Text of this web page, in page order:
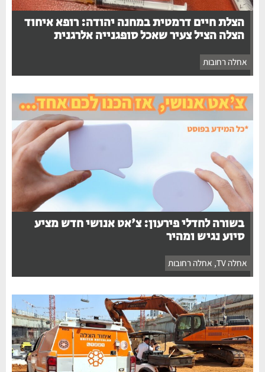
הצלת חיים דרמטית במחנה יהודה: רופא איחוד
הצלה הציל צעיר שאכל סופגנייה אלרגנית
אחלה רחובות
בשורה לחדלי פירעון: צ'אט אנושי חדש מציע
סיוע נגיש ומהיר
אחלה TV ,אחלה רחובות